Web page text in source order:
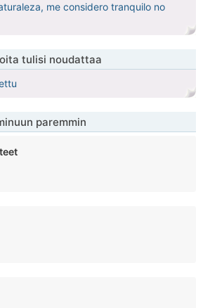
me considero tranquilo no
tulisi noudattaa
paremmin